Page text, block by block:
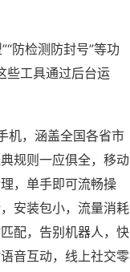
防检测防封号”等功
些工具通过后台运
机，涵盖全国各省市
规则一应俱全，移动
，单手即可流畅操
安装包小，流量消耗
配，告别机器人，快
音互动，线上社交零